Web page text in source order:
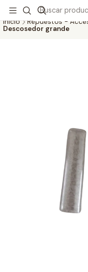
Este es
Inicio
Repuestos -
Descosedor grande